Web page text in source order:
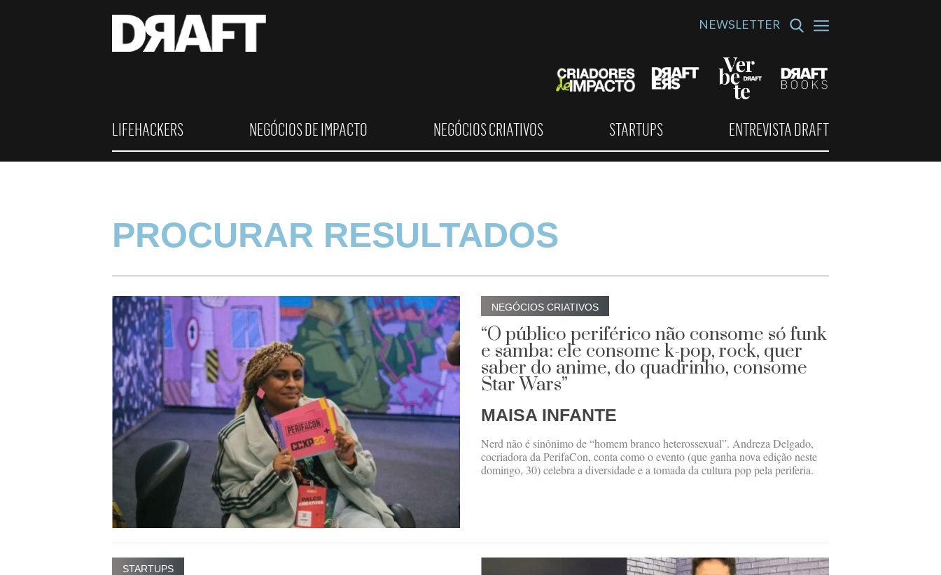
NEWSLETTER
LIFEHACKERS NEGÓCIOS DE IMPACTO NEGÓCIOS CRIATIVOS STARTUPS ENTREVISTA DRAFT
PROCURAR RESULTADOS
NEGÓCIOS CRIATIVOS
“O público periférico não consome só funk
e samba: ele consome k-pop, rock, quer
saber do anime, do quadrinho, consome
Star Wars”
MAISA INFANTE
Nerd não é sinônimo de “homem branco heterossexual”. Andreza Delgado,
cocriadora da PerifaCon, conta como o evento (que ganha nova edição neste
domingo, 30) celebra a diversidade e a tomada da cultura pop pela periferia.
STARTUPS